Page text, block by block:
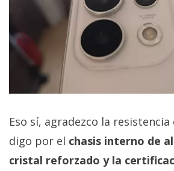
Eso sí, agradezco la
digo por el chasis interno de
cristal reforzado y la